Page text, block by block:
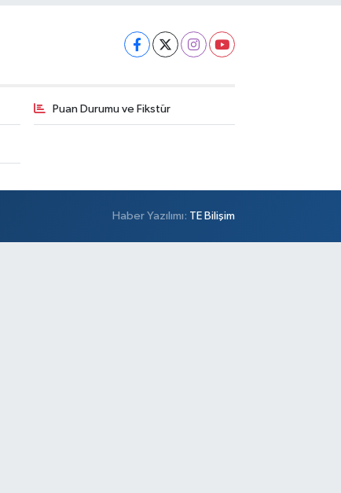
Puan Durumu ve Fikstür
Haber Yazılımı: TE Bilişim